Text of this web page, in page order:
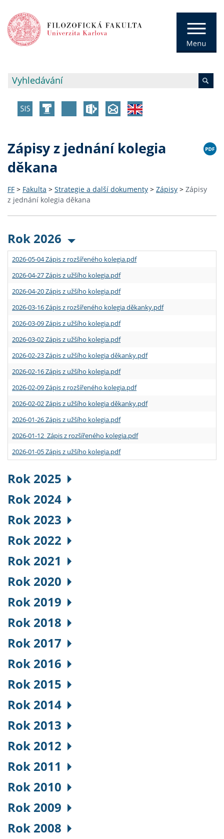
Zápisy z jednání kolegia
děkana
FF > Fakulta > Strategie a další dokumenty > Zápisy > Zápisy
z jednání kolegia děkana
Rok 2026
2026-05-04 Zápis z rozšířeného kolegia.pdf
2026-04-27 Zápis z užšího kolegia.pdf
2026-04-20 Zápis z užšího kolegia.pdf
2026-03-16 Zápis z rozšířeného kolegia děkanky.pdf
2026-03-09 Zápis z užšího kolegia.pdf
2026-03-02 Zápis z užšího kolegia.pdf
2026-02-23 Zápis z užšího kolegia děkanky.pdf
2026-02-16 Zápis z užšího kolegia.pdf
2026-02-09 Zápis z rozšířeného kolegia.pdf
2026-02-02 Zápis z užšího kolegia děkanky.pdf
2026-01-26 Zápis z užšího kolegia.pdf
2026-01-12 Zápis z rozšířeného kolegia.pdf
2026-01-05 Zápis z užšího kolegia.pdf
Rok 2025
Rok 2024
Rok 2023
Rok 2022
Rok 2021
Rok 2020
Rok 2019
Rok 2018
Rok 2017
Rok 2016
Rok 2015
Rok 2014
Rok 2013
Rok 2012
Rok 2011
Rok 2010
Rok 2009
Rok 2008